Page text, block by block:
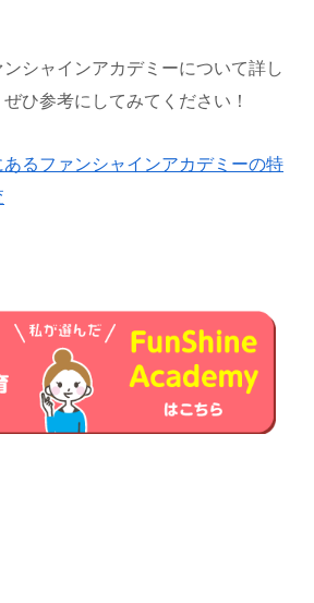
シャインアカデミーについて詳し
ひ参考にしてみてください！
あるファンシャインアカデミーの特